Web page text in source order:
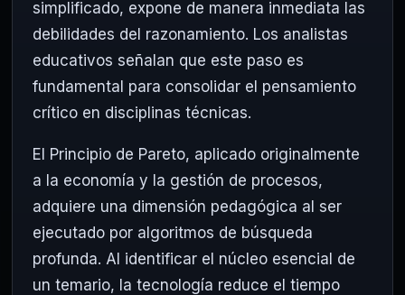
simplificado, expone de manera inmediata las
debilidades del razonamiento. Los analistas
educativos señalan que este paso es
fundamental para consolidar el pensamiento
crítico en disciplinas técnicas.
El Principio de Pareto, aplicado originalmente
a la economía y la gestión de procesos,
adquiere una dimensión pedagógica al ser
ejecutado por algoritmos de búsqueda
profunda. Al identificar el núcleo esencial de
un temario, la tecnología reduce el tiempo